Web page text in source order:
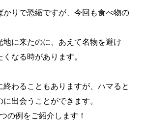
かりで恐縮ですが、今回も食べ物の
地に来たのに、あえて名物を避け
なる時があります。
終わることもありますが、ハマると
出会うことができます。
の例をご紹介します！